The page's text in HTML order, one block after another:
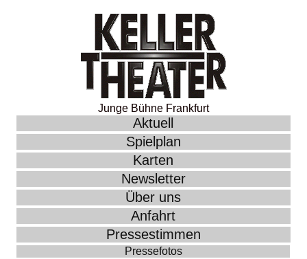
Junge Bühne Frankfurt
Aktuell
Spielplan
Karten
Newsletter
Über uns
Anfahrt
Pressestimmen
Pressefotos